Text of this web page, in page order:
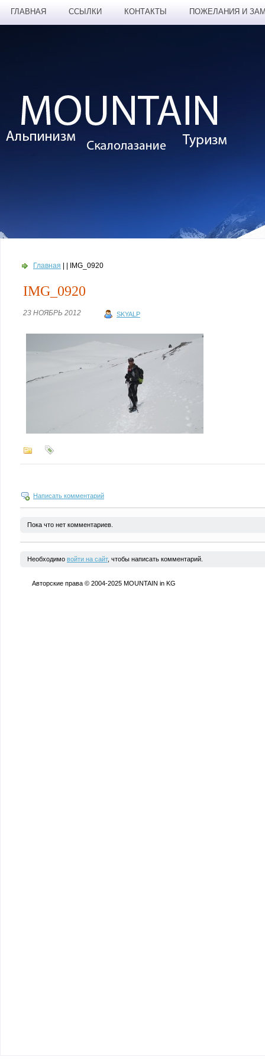
ГЛАВНАЯ ССЫЛКИ КОНТАКТЫ ПОЖЕЛАНИЯ И
Главная | | IMG_0920
IMG_0920
23 НОЯБРЬ 2012 SKYALP
Написать комментарий
Пока что нет комментариев.
Необходимо войти на сайт, чтобы написать комментарий.
Авторские права © 2004-2025 MOUNTAIN in KG